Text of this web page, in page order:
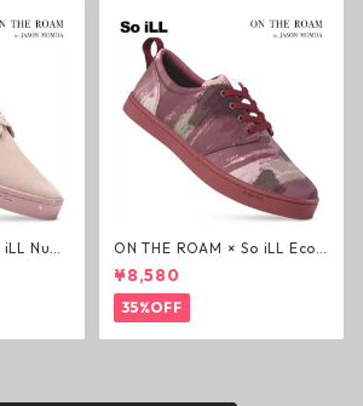
Nubu
ルシュ
オンザ
ア OTR
ON THE ROAM × So iLL Eco
Camo Wino ライフスタイル
シューズ カモ オンザローム ジ
ェイソンモモア OTR スニーカ
ー
¥8,580
35%OFF